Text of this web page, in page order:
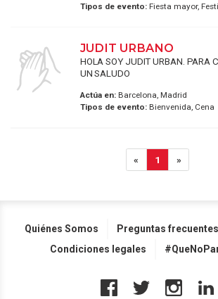
Tipos de evento:Fiesta mayor,
JUDIT URBANO
HOLA SOY JUDIT URBAN. PARA
UN SALUDO
Actúa en:Barcelona, Madrid
Tipos de evento:Bienvenida, Cena
« 1 »
Quiénes Somos Preguntas frecuentes
Condiciones legales